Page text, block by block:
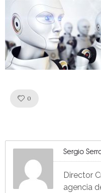
0
Sergio
Director
agencia